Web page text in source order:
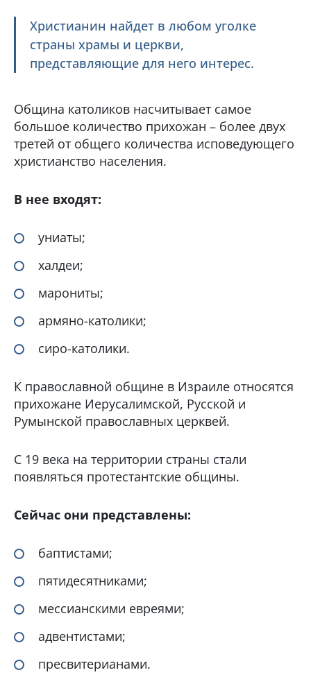
Христианин найдет в любом уголке
страны храмы и церкви,
представляющие для него интерес.
Община католиков насчитывает самое
большое количество прихожан – более двух
третей от общего количества исповедующего
христианство населения.
В нее входят:
униаты;
халдеи;
марониты;
армяно-католики;
сиро-католики.
К православной общине в Израиле относятся
прихожане Иерусалимской, Русской и
Румынской православных церквей.
С 19 века на территории страны стали
появляться протестантские общины.
Сейчас они представлены:
баптистами;
пятидесятниками;
мессианскими евреями;
адвентистами;
пресвитерианами.